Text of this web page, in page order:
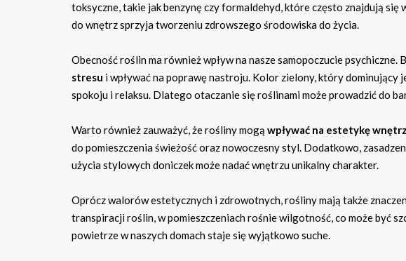
toksyczne, takie jak benzynę czy formaldehyd, które często znajdują
do wnętrz sprzyja tworzeniu zdrowszego środowiska do życia.
Obecność roślin ma również wpływ na nasze samopoczucie psychiczne.
stresu i wpływać na poprawę nastroju. Kolor zielony, który dominujący
spokoju i relaksu. Dlatego otaczanie się roślinami może prowadzić do
Warto również zauważyć, że rośliny mogą wpływać na estetykę
do pomieszczenia świeżość oraz nowoczesny styl. Dodatkowo,
użycia stylowych doniczek może nadać wnętrzu unikalny charakter.
Oprócz walorów estetycznych i zdrowotnych, rośliny mają także
transpiracji roślin, w pomieszczeniach rośnie wilgotność, co może być
powietrze w naszych domach staje się wyjątkowo suche.